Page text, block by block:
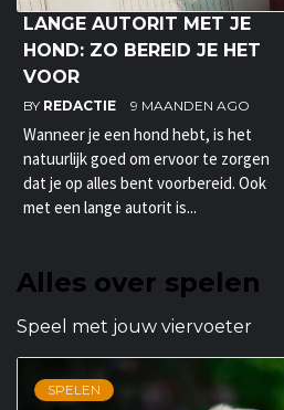
LANGE AUTORIT MET JE
HOND: ZO BEREID JE HET
VOOR
BY REDACTIE 9 MAANDEN AGO
Wanneer je een hond hebt, is het
natuurlijk goed om ervoor te zorgen
dat je op alles bent voorbereid. Ook
met een lange autorit is...
Alles over spelen
Speel met jouw viervoeter
SPELEN